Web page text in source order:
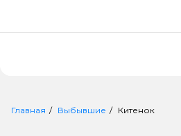
Главная Выбывшие Китенок